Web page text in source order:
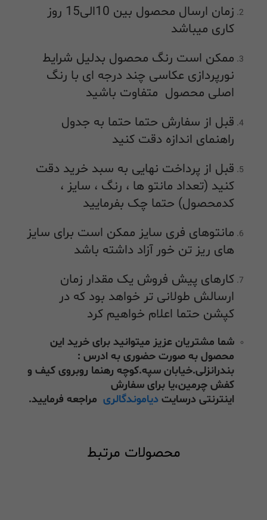
زمان ارسال محصول بین 10الی15 روز
کاری میباشد
ممکن است رنگ محصول بدلیل شرایط
نورپردازی عکاسی چند درجه ای با رنگ
اصلی محصول متفاوت باشید
قبل از سفارش حتما حتما به جدول
راهنمای اندازه دقت کنید
قبل از پرداخت نهایی به سبد خرید دقت
کنید (تعداد مانتو ها ، رنگ ، سایز ،
کدمحصول) حتما چک بفرمایید
مانتوهای فری سایز ممکن است برای سایز
های ریز تن خور آزاد داشته باشد
کارهای پیش فروش یک مقدار زمان
ارسالش طولانی تر خواهد بود که در
کپشن حتما اعلام خواهیم کرد
شما مشتریان عزیز میتوانید برای خرید این
محصول به صورت حضوری به ادرس :
بندرانزلی.خیابان سپه.کوچه رهنما روبروی کیف و
کفش چرمین،یا برای سفارش
اینترنتی درسایت دیاموندگالری مراجعه فرمایید.
محصولات مرتبط